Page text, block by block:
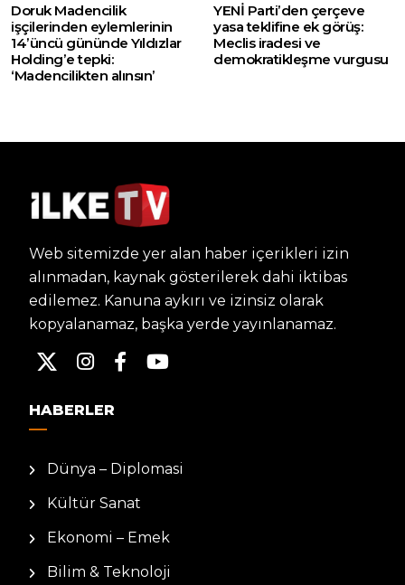
Doruk Madencilik
işçilerinden eylemlerinin
14’üncü gününde Yıldızlar
Holding’e tepki:
‘Madencilikten alınsın’
YENİ Parti’den çerçeve
yasa teklifine ek görüş:
Meclis iradesi ve
demokratikleşme vurgusu
Web sitemizde yer alan haber içerikleri izin
alınmadan, kaynak gösterilerek dahi iktibas
edilemez. Kanuna aykırı ve izinsiz olarak
kopyalanamaz, başka yerde yayınlanamaz.
HABERLER
Dünya – Diplomasi
Kültür Sanat
Ekonomi – Emek
Bilim & Teknoloji